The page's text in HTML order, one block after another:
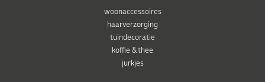
woonaccessoires
haarverzorging
tuindecoratie
koffie & thee
jurkjes